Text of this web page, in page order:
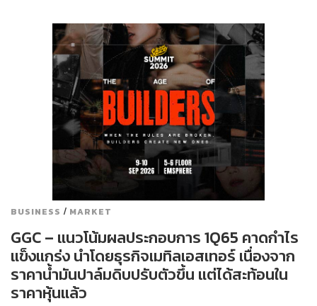
BUSINESS / MARKET
GGC – แนวโน้มผลประกอบการ 1Q65 คาดกำไร
แข็งแกร่ง นำโดยธุรกิจเมทิลเอสเทอร์ เนื่องจาก
ราคาน้ำมันปาล์มดิบปรับตัวขึ้น แต่ได้สะท้อนใน
ราคาหุ้นแล้ว